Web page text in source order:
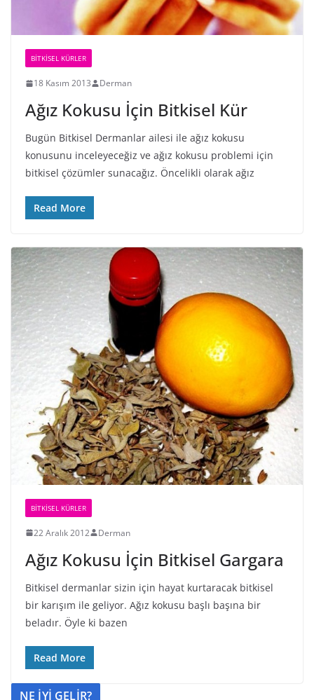
BİTKİSEL KÜRLER
18 Kasım 2013 Derman
Ağız Kokusu İçin Bitkisel Kür
Bugün Bitkisel Dermanlar ailesi ile ağız kokusu
konusunu inceleyeceğiz ve ağız kokusu problemi için
bitkisel çözümler sunacağız. Öncelikli olarak ağız
Read More
BİTKİSEL KÜRLER
22 Aralık 2012 Derman
Ağız Kokusu İçin Bitkisel Gargara
Bitkisel dermanlar sizin için hayat kurtaracak bitkisel
bir karışım ile geliyor. Ağız kokusu başlı başına bir
beladır. Öyle ki bazen
Read More
NE İYİ GELİR?